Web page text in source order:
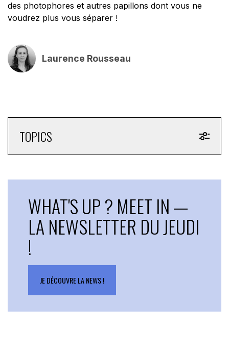
des photophores et autres papillons dont vous ne
voudrez plus vous séparer !
Laurence Rousseau
TOPICS
WHAT'S UP ? MEET IN —
LA NEWSLETTER DU JEUDI
!
JE DÉCOUVRE LA NEWS !